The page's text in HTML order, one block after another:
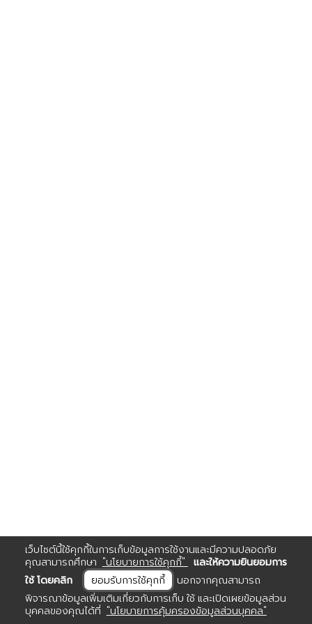
เว็บไซต์นี้ใช้คุกกี้ในการเก็บข้อมูลการใช้งานและมีความปลอดภัย
คุณสามารถศึกษา "นโยบายการใช้คุกกี้"
และให้ความยินยอมการ
ใช้ โดยคลิก
ยอมรับการใช้คุกกี้
นอกจากคุณสามารถ
พิจารณาข้อมูลเพิ่มเติมเกี่ยวกับการเก็บ ใช้ และเปิดเผยข้อมูลส่วน
บุคคลของคุณได้ที่ "นโยบายการคุ้มครองข้อมูลส่วนบุคคล"